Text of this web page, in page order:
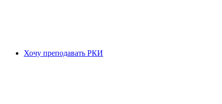
Хочу преподавать РКИ